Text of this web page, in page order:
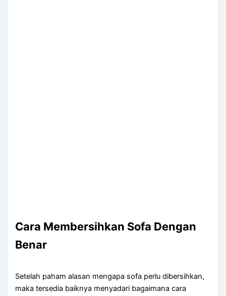
Cara Membersihkan Sofa Dengan
Benar
Setelah paham alasan mengapa sofa perlu dibersihkan,
maka tersedia baiknya menyadari bagaimana cara